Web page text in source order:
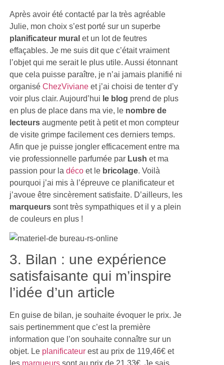
Après avoir été contacté par la très agréable
Julie, mon choix s’est porté sur un superbe
planificateur mural et un lot de feutres
effaçables. Je me suis dit que c’était vraiment
l’objet qui me serait le plus utile. Aussi étonnant
que cela puisse paraître, je n’ai jamais planifié ni
organiséChezViviane et j’ai choisi de tenter d’y
voir plus clair. Aujourd’hui le blog prend de plus
en plus de place dans ma vie, le nombre de
lecteurs augmente petit à petit et mon compteur
de visite grimpe facilement ces derniers temps.
Afin que je puisse jongler efficacement entre ma
vie professionnelle parfumée par Lush et ma
passion pour ladéco et le bricolage. Voilà
pourquoi j’ai mis à l’épreuve ce planificateur et
j’avoue être sincèrement satisfaite. D’ailleurs, les
marqueurs sont très sympathiques et il y a plein
de couleurs en plus !
3. Bilan : une expérience
satisfaisante qui m’inspire
l’idée d’un article
En guise de bilan, je souhaite évoquer le prix. Je
sais pertinemment que c’est la première
information que l’on souhaite connaître sur un
objet. Le planificateur est au prix de 119,46€ et
les marqueurs sont au prix de 21,33€. Je sais